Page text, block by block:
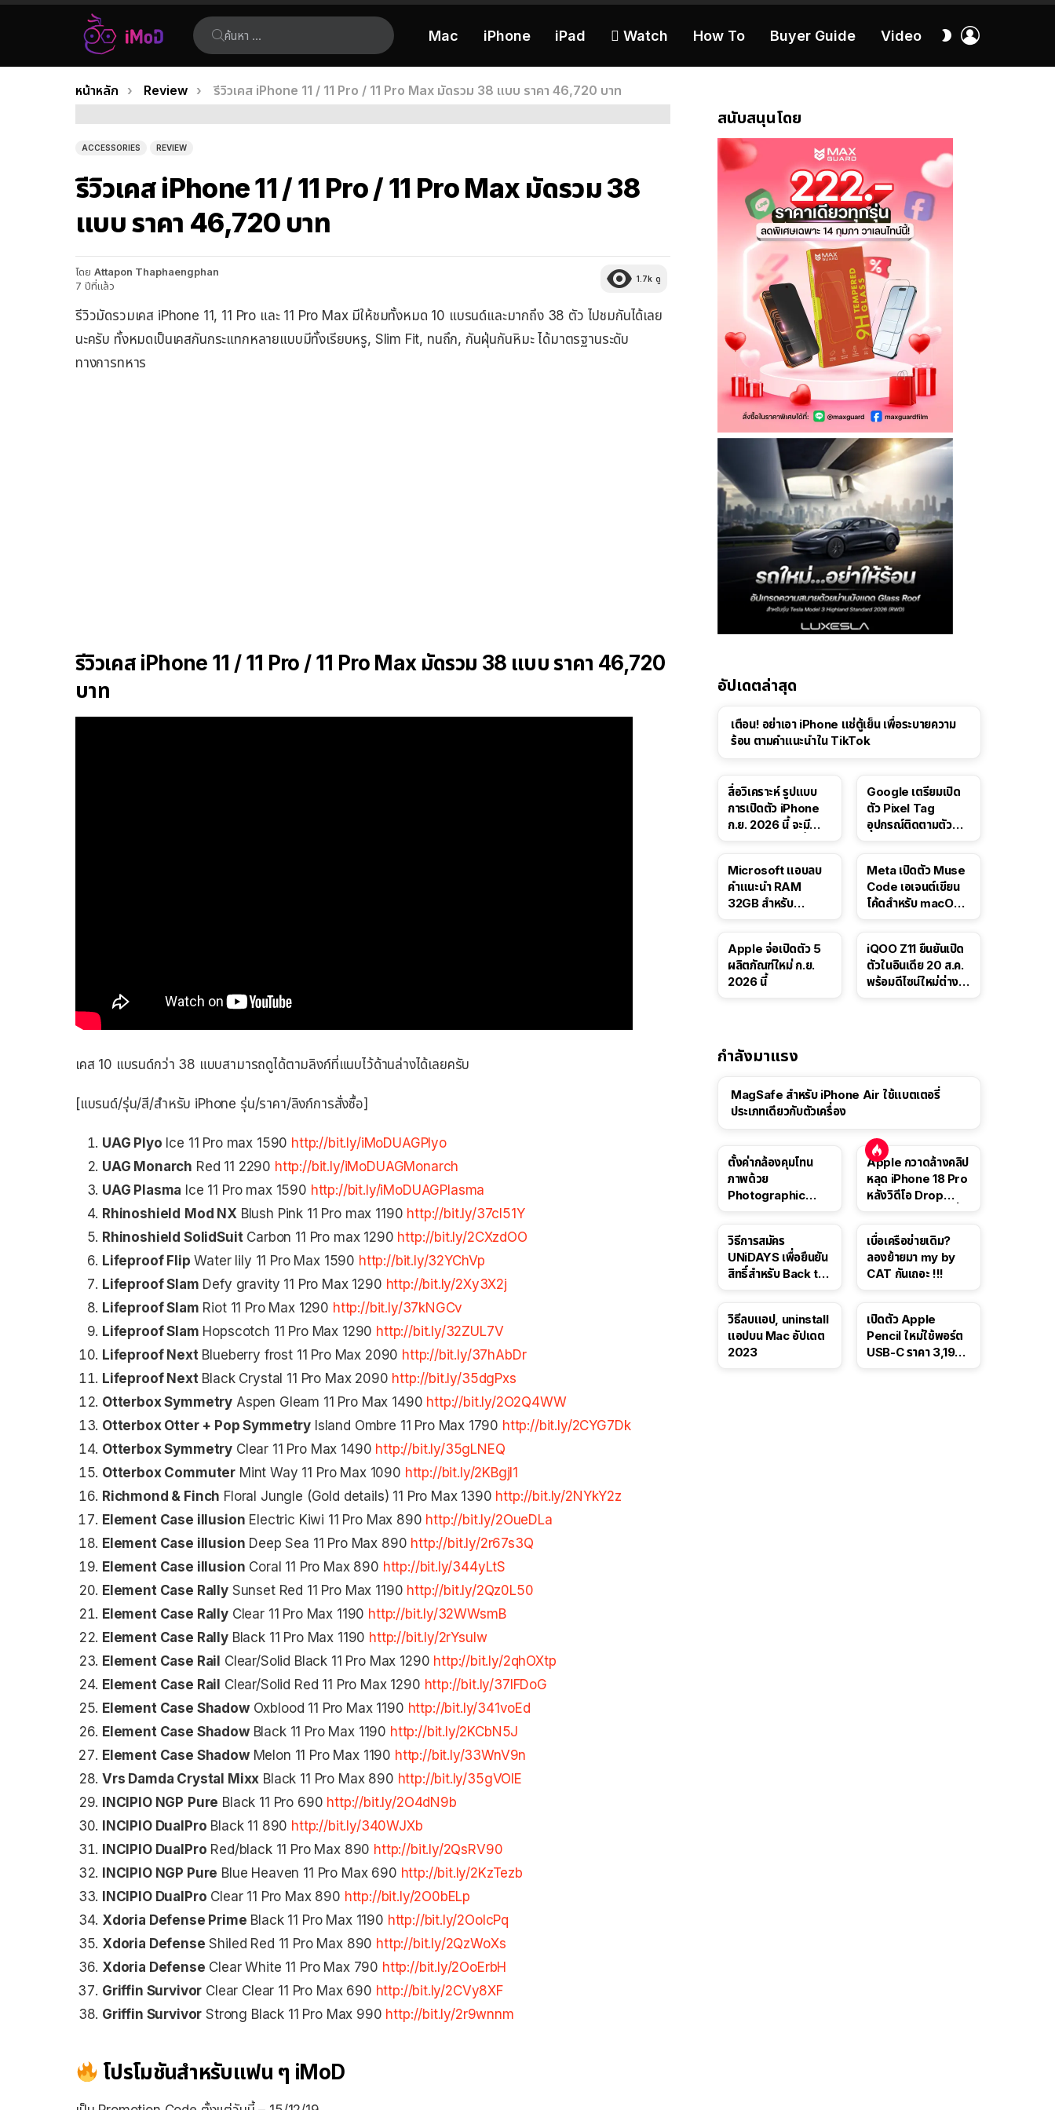
ค้นหา:
Mac iPhone iPad  Watch How To Buyer Guide Video
สลับ
เรื่อง
ล่าสุด
คุณอยู่ที่นี่:
หน้าหลัก Review รีวิวเคส iPhone 11 / 11 Pro / 11 Pro Max มัดรวม 38 แบบ ราคา 46,720 บาท
ACCESSORIES REVIEW
รีวิวเคส iPhone 11 / 11 Pro / 11 Pro Max มัดรวม 38
แบบ ราคา 46,720 บาท
โดย Attapon Thaphaengphan
7 ปีที่แล้ว
1.7k ดู
รีวิวมัดรวมเคส iPhone 11, 11 Pro และ 11 Pro Max มีให้ชมทั้งหมด 10 แบรนด์และมากถึง 38 ตัว ไปชมกันได้เลย
นะครับ ทั้งหมดเป็นเคสกันกระแทกหลายแบบมีทั้งเรียบหรู, Slim Fit, ทนถึก, กันฝุ่นกันหิมะ ได้มาตรฐานระดับ
ทางการทหาร
รีวิวเคส iPhone 11 / 11 Pro / 11 Pro Max มัดรวม 38 แบบ ราคา 46,720
บาท
เคส 10 แบรนด์กว่า 38 แบบสามารถดูได้ตามลิงก์ที่แนบไว้ด้านล่างได้เลยครับ
[แบรนด์/รุ่น/สี/สำหรับ iPhone รุ่น/ราคา/ลิงก์การสั่งซื้อ]
UAG Plyo Ice 11 Pro max 1590 http://bit.ly/iMoDUAGPlyo
UAG Monarch Red 11 2290 http://bit.ly/iMoDUAGMonarch
UAG Plasma Ice 11 Pro max 1590 http://bit.ly/iMoDUAGPlasma
Rhinoshield Mod NX Blush Pink 11 Pro max 1190 http://bit.ly/37cl51Y
Rhinoshield SolidSuit Carbon 11 Pro max 1290 http://bit.ly/2CXzdOO
Lifeproof Flip Water lily 11 Pro Max 1590 http://bit.ly/32YChVp
Lifeproof Slam Defy gravity 11 Pro Max 1290 http://bit.ly/2Xy3X2j
Lifeproof Slam Riot 11 Pro Max 1290 http://bit.ly/37kNGCv
Lifeproof Slam Hopscotch 11 Pro Max 1290 http://bit.ly/32ZUL7V
Lifeproof Next Blueberry frost 11 Pro Max 2090 http://bit.ly/37hAbDr
Lifeproof Next Black Crystal 11 Pro Max 2090 http://bit.ly/35dgPxs
Otterbox Symmetry Aspen Gleam 11 Pro Max 1490 http://bit.ly/2O2Q4WW
Otterbox Otter + Pop Symmetry Island Ombre 11 Pro Max 1790 http://bit.ly/2CYG7Dk
Otterbox Symmetry Clear 11 Pro Max 1490 http://bit.ly/35gLNEQ
Otterbox Commuter Mint Way 11 Pro Max 1090 http://bit.ly/2KBgjl1
Richmond & Finch Floral Jungle (Gold details) 11 Pro Max 1390 http://bit.ly/2NYkY2z
Element Case illusion Electric Kiwi 11 Pro Max 890 http://bit.ly/2OueDLa
Element Case illusion Deep Sea 11 Pro Max 890 http://bit.ly/2r67s3Q
Element Case illusion Coral 11 Pro Max 890 http://bit.ly/344yLtS
Element Case RallySunset Red 11 Pro Max 1190 http://bit.ly/2Qz0L50
Element Case RallyClear 11 Pro Max 1190 http://bit.ly/32WWsmB
Element Case RallyBlack 11 Pro Max 1190 http://bit.ly/2rYsulw
Element Case Rail Clear/Solid Black 11 Pro Max 1290 http://bit.ly/2qhOXtp
Element Case Rail Clear/Solid Red 11 Pro Max 1290 http://bit.ly/37lFDoG
Element Case ShadowOxblood 11 Pro Max 1190 http://bit.ly/341voEd
Element Case ShadowBlack 11 Pro Max 1190 http://bit.ly/2KCbN5J
Element Case ShadowMelon 11 Pro Max 1190 http://bit.ly/33WnV9n
Vrs Damda Crystal Mixx Black 11 Pro Max 890 http://bit.ly/35gVOlE
INCIPIO NGP Pure Black 11 Pro 690 http://bit.ly/2O4dN9b
INCIPIO DualPro Black 11 890 http://bit.ly/340WJXb
INCIPIO DualPro Red/black 11 Pro Max 890 http://bit.ly/2QsRV90
INCIPIO NGP Pure Blue Heaven 11 Pro Max 690 http://bit.ly/2KzTezb
INCIPIO DualPro Clear 11 Pro Max 890 http://bit.ly/2O0bELp
Xdoria Defense Prime Black 11 Pro Max 1190 http://bit.ly/2OolcPq
Xdoria Defense Shiled Red 11 Pro Max 890 http://bit.ly/2QzWoXs
Xdoria Defense Clear White 11 Pro Max 790 http://bit.ly/2OoErbH
Griffin Survivor Clear Clear 11 Pro Max 690 http://bit.ly/2CVy8XF
Griffin Survivor Strong Black 11 Pro Max 990 http://bit.ly/2r9wnnm
โปรโมชันสำหรับแฟน ๆ iMoD
สนับสนุนโดย
อัปเดตล่าสุด
เตือน! อย่าเอา iPhone แช่ตู้เย็น เพื่อระบายความ
ร้อน ตามคำแนะนำใน TikTok
สื่อวิเคราะห์ รูปแบบ
การเปิดตัว iPhone
ก.ย. 2026 นี้ จะมี
Google เตรียมเปิด
ตัว Pixel Tag
อุปกรณ์ติดตามตัว
Microsoft แอบลบ
คำแนะนำ RAM
32GB สำหรับ
Meta เปิดตัว Muse
Code เอเจนต์เขียน
โค้ดสำหรับ macOS
Apple จ่อเปิดตัว 5
ผลิตภัณฑ์ใหม่ ก.ย.
2026 นี้
iQOO Z11 ยืนยันเปิด
ตัวในอินเดีย 20 ส.ค.
พร้อมดีไซน์ใหม่ต่าง
กำลังมาแรง
MagSafe สำหรับ iPhone Air ใช้แบตเตอรี่
ประเภทเดียวกับตัวเครื่อง
ตั้งค่ากล้องคุมโทน
ภาพด้วย
Photographic
Apple กวาดล้างคลิป
หลุด iPhone 18 Pro
หลังวิดีโอ Drop
วิธีการสมัคร
UNiDAYS เพื่อยืนยัน
สิทธิ์สำหรับ Back to
เบื่อเครือข่ายเดิม?
ลองย้ายมา my by
CAT กันเถอะ !!!
วิธีลบแอป, uninstall
แอปบน Mac อัปเดต
2023
เปิดตัว Apple
Pencil ใหม่ใช้พอร์ต
USB-C ราคา 3,190